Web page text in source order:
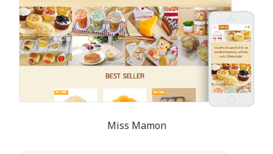
Miss Mamon